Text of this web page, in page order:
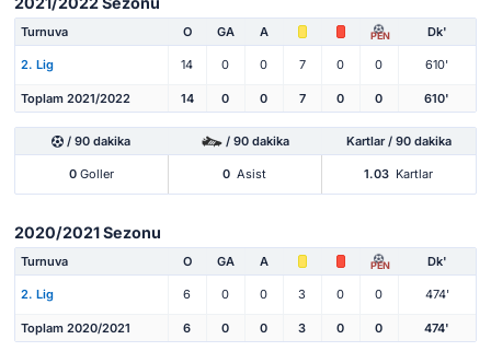
Turnuva O GA A PEN Dk'
2. Lig 14 0 0 7 0 0 610'
Toplam 2021/2022 14 0 0 7 0 0 610'
/ 90 dakika / 90 dakika Kartlar / 90 dakika
0Goller 0 Asist 1.03 Kartlar
2020/2021 Sezonu
Turnuva O GA A PEN Dk'
2. Lig 6 0 0 3 0 0 474'
Toplam 2020/2021 6 0 0 3 0 0 474'